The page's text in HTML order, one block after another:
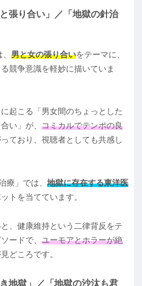
張り合い」／「地獄の針治
男と女の張り合いをテーマに、
競争意識を軽妙に描いていま
起こる「男女間のちょっとした
い」が、 コミカルでテンポの良
ており、視聴者としても共感し
療」では、 地獄に存在する東洋医
トを当てています。
、健康維持という二律背反をテ
ードで、 ユーモアとホラーが絶
どころです。
地獄」／「地獄の沙汰も君